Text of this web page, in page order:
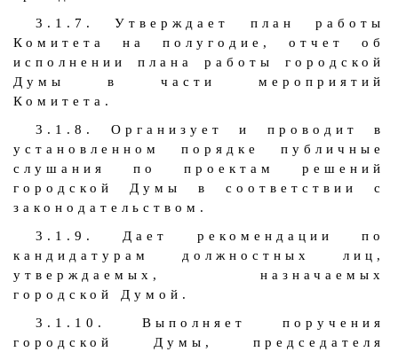
3.1.7. Утверждает план работы
Комитета на полугодие, отчет об
исполнении плана работы городской
Думы в части мероприятий
Комитета.
3.1.8. Организует и проводит в
установленном порядке публичные
слушания по проектам решений
городской Думы в соответствии с
законодательством.
3.1.9. Дает рекомендации по
кандидатурам должностных лиц,
утверждаемых, назначаемых
городской Думой.
3.1.10. Выполняет поручения
городской Думы, председателя